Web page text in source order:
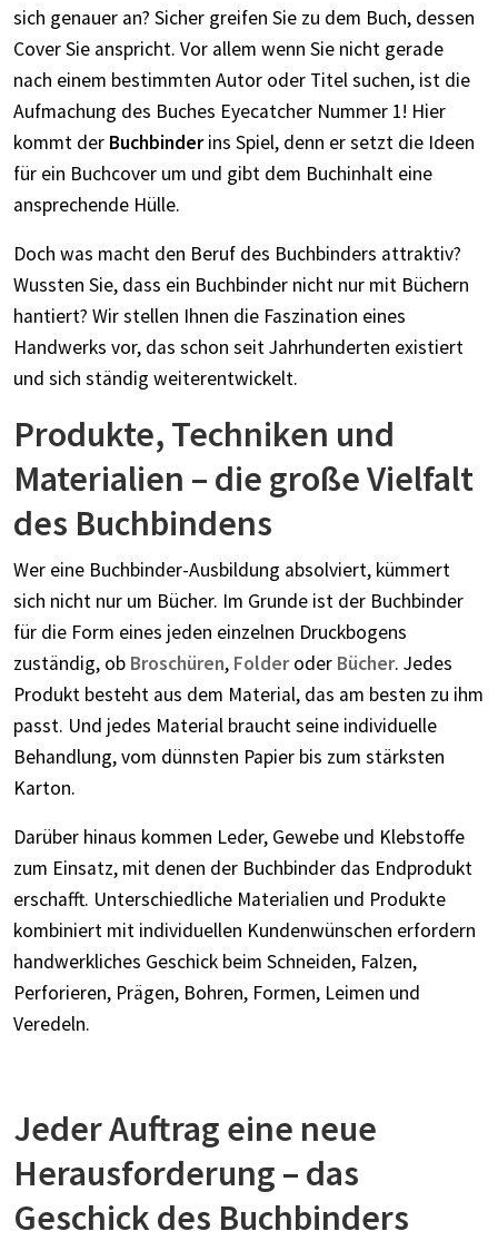
sich genauer an? Sicher greifen Sie zu dem Buch, dessen
Cover Sie anspricht. Vor allem wenn Sie nicht gerade
nach einem bestimmten Autor oder Titel suchen, ist die
Aufmachung des Buches Eyecatcher Nummer 1! Hier
kommt der Buchbinderins Spiel, denn er setzt die Ideen
für ein Buchcover um und gibt dem Buchinhalt eine
ansprechende Hülle.
Doch was macht den Beruf des Buchbinders attraktiv?
Wussten Sie, dass ein Buchbinder nicht nur mit Büchern
hantiert? Wir stellen Ihnen die Faszination eines
Handwerks vor, das schon seit Jahrhunderten existiert
und sich ständig weiterentwickelt.
Produkte, Techniken und
Materialien – die große Vielfalt
des Buchbindens
Wer eine Buchbinder-Ausbildung absolviert, kümmert
sich nicht nur um Bücher. Im Grunde ist der Buchbinder
für die Form eines jeden einzelnen Druckbogens
zuständig, ob Broschüren, Folderoder Bücher. Jedes
Produkt besteht aus dem Material, das am besten zu ihm
passt. Und jedes Material braucht seine individuelle
Behandlung, vom dünnsten Papier bis zum stärksten
Karton.
Darüber hinaus kommen Leder, Gewebe und Klebstoffe
zum Einsatz, mit denen der Buchbinder das Endprodukt
erschafft. Unterschiedliche Materialien und Produkte
kombiniert mit individuellen Kundenwünschen erfordern
handwerkliches Geschick beim Schneiden, Falzen,
Perforieren, Prägen, Bohren, Formen, Leimen und
Veredeln.
Jeder Auftrag eine neue
Herausforderung – das
Geschick des Buchbinders